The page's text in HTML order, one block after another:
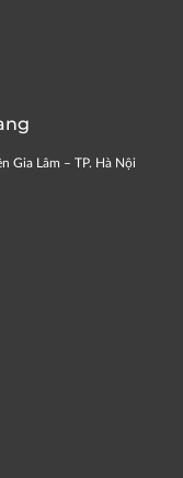
Gia Lâm – TP. Hà Nội